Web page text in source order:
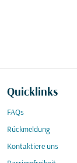
Quicklinks
FAQs
Rückmeldung
Kontaktiere uns